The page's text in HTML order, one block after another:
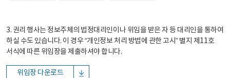
3. 권리 행사는 정보주체의 법정대리인이나 위임을 받은 자 등 대리인을 통하여
하실 수도 있습니다. 이 경우 “개인정보 처리 방법에 관한 고시” 별지 제11호
서식에 따른 위임장을 제출하셔야 합니다.
위임장 다운로드